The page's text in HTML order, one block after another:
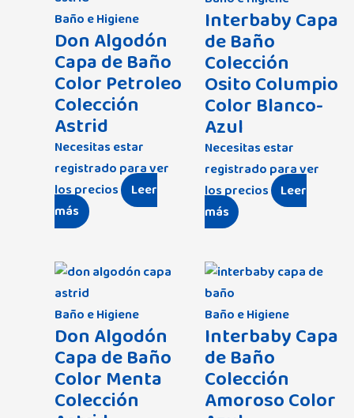
Baño e Higiene
Don Algodón
Capa de Baño
Color Petroleo
Colección
Astrid
Necesitas estar
registrado para ver
los precios
Leer
más
Interbaby Capa
de Baño
Colección
Osito Columpio
Color Blanco-
Azul
Necesitas estar
registrado para ver
los precios
Leer
más
Baño e Higiene
Don Algodón
Capa de Baño
Color Menta
Colección
Baño e Higiene
Interbaby Capa
de Baño
Colección
Amoroso Color